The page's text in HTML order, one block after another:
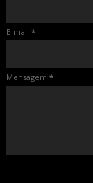
E-mail *
Mensagem *